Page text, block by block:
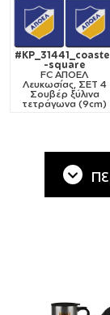
-square
FC ΑΠΟΕΛ
Λευκωσίας, ΣΕΤ 4
Σουβέρ ξύλινα
τετράγωνα (9cm)